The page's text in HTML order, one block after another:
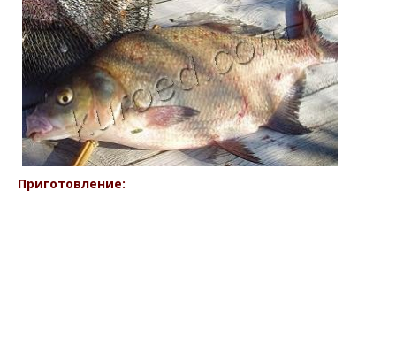
Приготовление: